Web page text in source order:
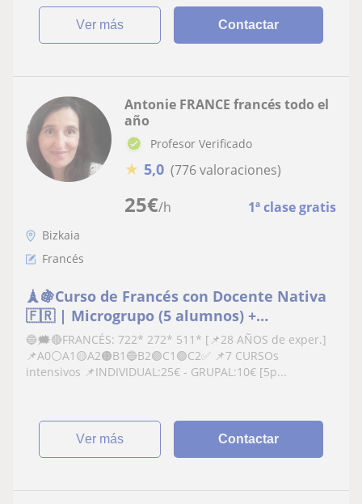
ver más Contactar
25€/h 1ª clase gratis
Antonie FRANCE francés todo el
año
Profesor Verificado
★ 5,0 (776 valoraciones)
Bizkaia
Francés
🗼🍇Curso de Francés con Docente Nativa
🇫🇷 | Microgrupo (5 alumnos) +
INTENSIVO verano + REPASO + CLASES todo
el año + PROGRESIÓN + Certificado |
profesor de francés online en academia
🔵🗯️🔴FRANCÉS: 722* 272* 511* [📌28 AÑOS de exper.]
📌A0⚪A1🟡A2🟠B1🔵B2🟣C1🟢C2✅ 📌7 CURSOs
intensivos 📌INDIVIDUAL:25€ - GRUPAL:10€ [5p...
ver más Contactar